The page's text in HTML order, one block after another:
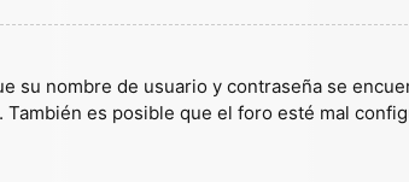
su nombre de usuario y contraseña se
es posible que el foro esté mal